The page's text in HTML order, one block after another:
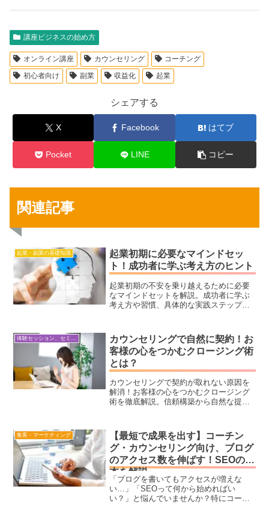
講座ビジネスの始め方
オンライン講座 カウンセリング
コーチング
初心者向け
副業 収益化 起業
シェアする
X Facebook はてブ
Pocket LINE コピー
関連記事
起業・副業の基礎知識
起業初期に必要なマインドセッ
ト！成功者に学ぶ考え方のヒント
起業初期の不安を乗り越えるために必要
なマインドセットを解説。成功者に学ぶ
考え方や習慣、具体的な実践ステップを
カウンセリングで自然に契約！お
客様の心をつかむクロージング術
とは？
カウンセリングで契約が取れない原因を
解消！お客様の心をつかむクロージング
術を徹底解説。信頼構築から自然な提案
集客・マーケティング
【最短で成果を出す】コーチン
グ・カウンセリング向け、ブログ
のアクセス数を伸ばす！SEOの基
本を解説
「ブログを書いてもアクセスが増えな
い…」「SEOって何から始めればい
い？」と悩んでいませんか？特にコー